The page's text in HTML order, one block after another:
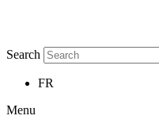
Search
FR
Menu